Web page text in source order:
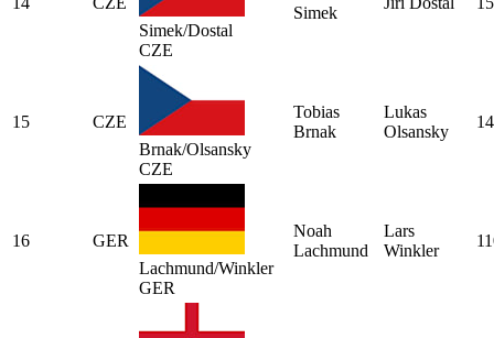
Simek/Dostal
CZE
Simek
15
CZE
Brnak/Olsansky
CZE
Tobias
Brnak
Lukas
Olsansky
16
GER
Lachmund/Winkler
GER
Noah
Lachmund
Lars
Winkler